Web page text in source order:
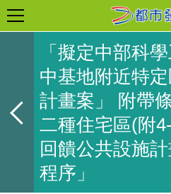
「擬定中部科
中基地附近特
計畫案」 附帶
二種住宅區(附
回饋公共設施
程序」